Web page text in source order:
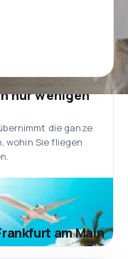
nur wenigen
die ganze
wohin Sie fliegen
am Main